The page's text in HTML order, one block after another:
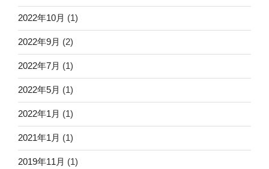
2022年10月 (1)
2022年9月 (2)
2022年7月 (1)
2022年5月 (1)
2022年1月 (1)
2021年1月 (1)
2019年11月 (1)